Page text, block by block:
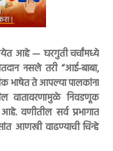
आहे — घरगुती चर्चांमध्ये
नसले तरी “आई-बाबा,
भाषेत ते आपल्या पालकांना
वातावरणामुळे निवडणूक
वणीतील सर्व प्रभागात
आणखी वाढण्याची चिन्हे